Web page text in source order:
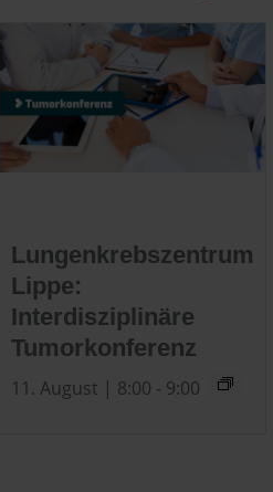
Lungenkrebszentrum
Lippe:
Interdisziplinäre
Tumorkonferenz
11. August | 8:00 - 9:00